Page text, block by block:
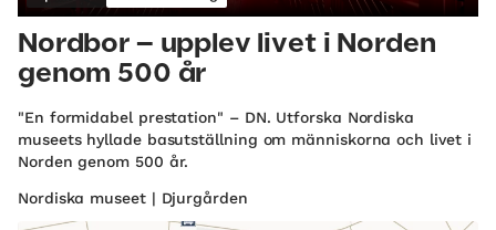
Nordbor – upplev livet i Norden
genom 500 år
"En formidabel prestation" – DN. Utforska Nordiska
museets hyllade basutställning om människorna och livet i
Norden genom 500 år.
Nordiska museet | Djurgården